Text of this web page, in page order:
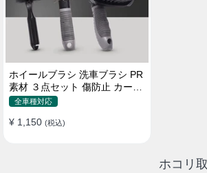
ホイールブラシ 洗車ブラシ PR
素材 ３点セット 傷防止 カーウ
ォッシュ プロ仕様
全車種対応
¥ 1,150 (税込)
ホコリ